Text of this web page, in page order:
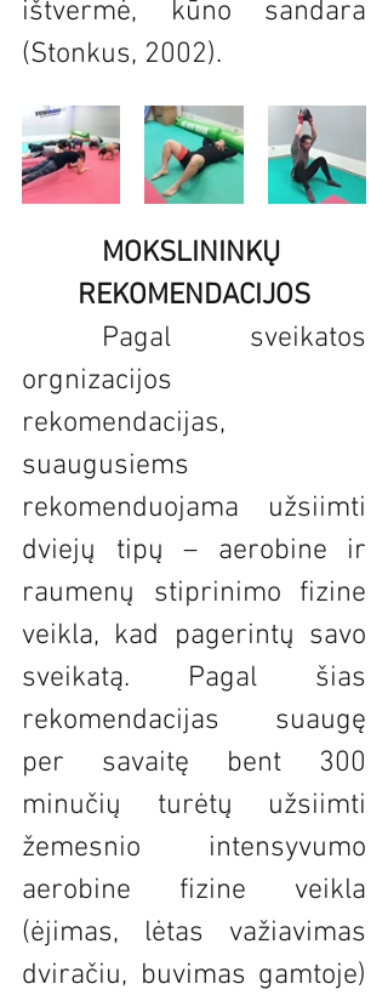
ištvermė, kūno sandara
(Stonkus, 2002).
MOKSLININKŲ
REKOMENDACIJOS
orgnizacijos
rekomendacijas,
suaugusiems
rekomenduojama užsiimti
dviejų tipų – aerobine ir
raumenų stiprinimo fizine
veikla, kad pagerintų savo
sveikatą. Pagal šias
rekomendacijas suaugę
per savaitę bent 300
minučių turėtų užsiimti
žemesnio intensyvumo
aerobine fizine veikla
(ėjimas, lėtas važiavimas
dviračiu, buvimas gamtoje)